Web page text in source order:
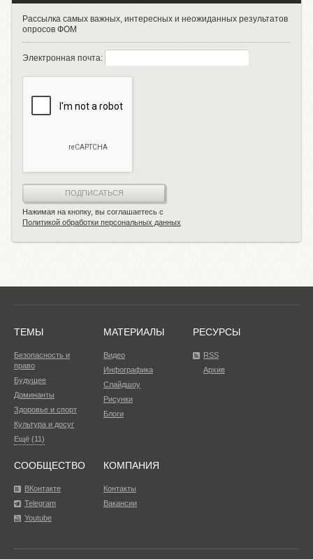
Рассылка самых важных, интересных и неожиданных результатов
опросов ФОМ
Электронная почта:
ПОДПИСАТЬСЯ
Нажимая на кнопку, вы соглашаетесь с
Политикой обработки персональных данных
ТЕМЫ
Безопасность и
право
Будущее
Доминанты
Здоровье и спорт
Культура и досуг
Ещё (11)
МАТЕРИАЛЫ
Видео
Инфографика
Слайдшоу
Рисунки
Блоги
РЕСУРСЫ
RSS
Архив
СООБЩЕСТВО
ВКонтакте
Telegram
Youtube
КОМПАНИЯ
Контакты
Вакансии